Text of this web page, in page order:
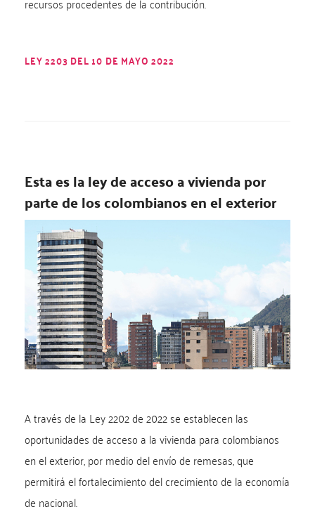
LEY 2203 DEL 10 DE MAYO 2022
Esta es la ley de acceso a vivienda por
parte de los colombianos en el exterior
A través de la Ley 2202 de 2022 se establecen las
oportunidades de acceso a la vivienda para colombianos
en el exterior, por medio del envío de remesas, que
permitirá el fortalecimiento del crecimiento de la economía
de nacional.